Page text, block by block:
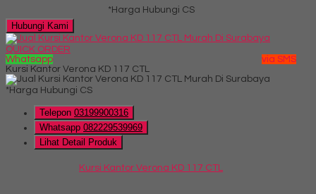
*Harga Hubungi CS
Hubungi Kami
QUICK ORDER
Whatsapp
via SMS
Kursi Kantor Verona KD 117 CTL
*Harga Hubungi CS
Telepon 03199900316
Whatsapp 082229539969
Lihat Detail Produk
Kursi Kantor Verona KD 117 CTL